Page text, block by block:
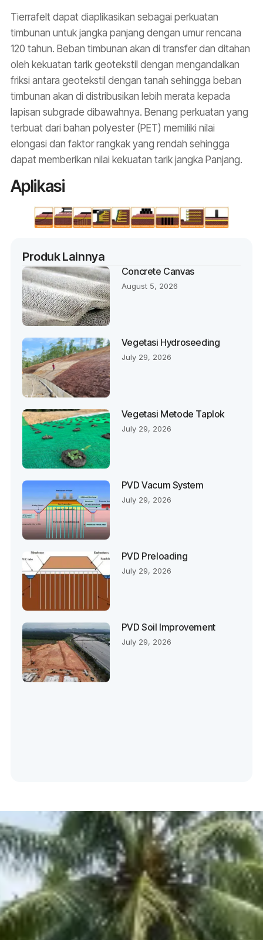
Tierrafelt dapat diaplikasikan sebagai perkuatan
timbunan untuk jangka panjang dengan umur rencana
120 tahun. Beban timbunan akan di transfer dan ditahan
oleh kekuatan tarik geotekstil dengan mengandalkan
friksi antara geotekstil dengan tanah sehingga beban
timbunan akan di distribusikan lebih merata kepada
lapisan subgrade dibawahnya. Benang perkuatan yang
terbuat dari bahan polyester (PET) memiliki nilai
elongasi dan faktor rangkak yang rendah sehingga
dapat memberikan nilai kekuatan tarik jangka Panjang.
Aplikasi
Produk Lainnya
Concrete Canvas
August 5, 2026
Vegetasi Hydroseeding
July 29, 2026
Vegetasi Metode Taplok
July 29, 2026
PVD Vacum System
July 29, 2026
PVD Preloading
July 29, 2026
PVD Soil Improvement
July 29, 2026